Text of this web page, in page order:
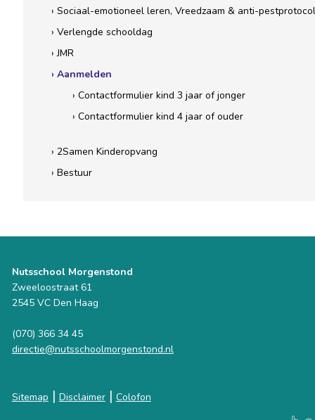
› Sociaal-emotioneel leren, Vreedzaam & anti-
› Verlengde schooldag
› JMR
› Aanmelden
› Contactformulier kind 3 jaar of jonger
› Contactformulier kind 4 jaar of ouder
› 2Samen Kinderopvang
› Bestuur
Nutsschool Morgenstond
Zweeloostraat 61
2545 VC Den Haag
(070) 366 34 45
directie@nutsschoolmorgenstond.nl
Sitemap | Disclaimer| Colofon